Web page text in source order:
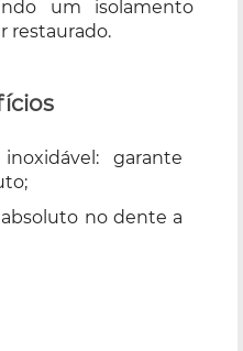
um isolamento
restaurado.
garante
no dente a